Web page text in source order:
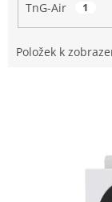
TnG-Air 1
Položek k